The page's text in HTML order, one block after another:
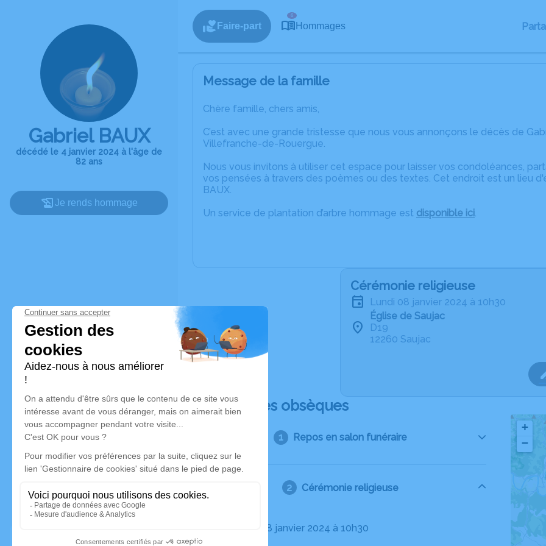
Gabriel BAUX
décédé le 4 janvier 2024 à l'âge de
82 ans
Je rends hommage
Faire-part
6
Hommages
Message de la famille
Chère famille, chers amis,
C’est avec une grande tristesse que nous vous annonçons le décès de
Villefranche-de-Rouergue.
Nous vous invitons à utiliser cet espace pour laisser vos condoléances,
vos pensées à travers des poèmes ou des textes. Cet endroit est un lieu
BAUX.
Un service de plantation d’arbre hommage est disponible ici.
Cérémonie religieuse
lundi 08 janvier 2024 à 10h30
Église de Saujac
D19
12260 Saujac
Déroulé des obsèques
Repos en salon funéraire
Cérémonie religieuse
Le lundi 08 janvier 2024 à 10h30
+
−